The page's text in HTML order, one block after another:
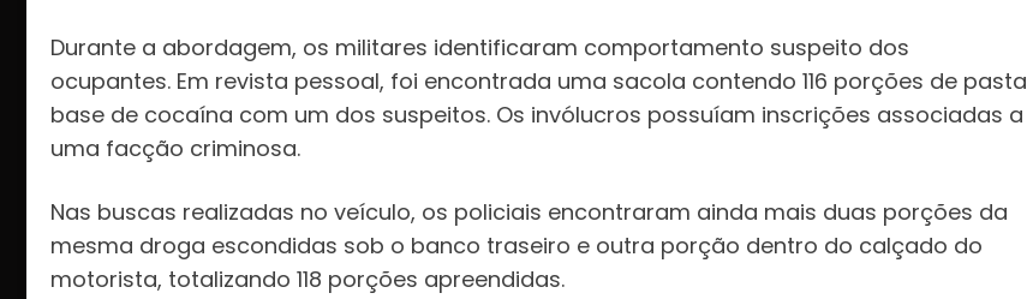
Durante a abordagem, os militares identificaram comportamento suspeito dos
ocupantes. Em revista pessoal, foi encontrada uma sacola contendo 116 porções de pasta
base de cocaína com um dos suspeitos. Os invólucros possuíam inscrições associadas a
uma facção criminosa.
Nas buscas realizadas no veículo, os policiais encontraram ainda mais duas porções da
mesma droga escondidas sob o banco traseiro e outra porção dentro do calçado do
motorista, totalizando 118 porções apreendidas.